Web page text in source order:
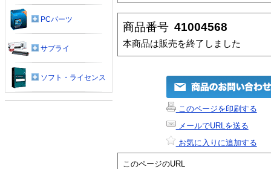
商品番号 41004568
本商品は販売を終了しました
このページを印刷する
メールでURLを送る
お気に入りに追加する
このページのURL
PCパーツ
サプライ
ソフト・ライセンス